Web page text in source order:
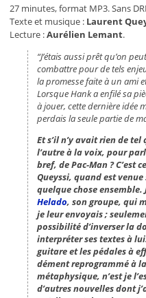
27 minutes, format MP3. Sans
Texte et musique : Laurent
Lecture :Aurélien Lemant.
“J’étais aussi prêt qu’on
combattre pour de tels
la promesse faite à un ami
Lorsque Hank a enfilé sa
à jouer, cette dernière idée
perdais la seule partie de
Et s’il n’y avait rien de
l’autre à la voix, pour
bref, de Pac-Man ? C’est
Queyssi, quand est
quelque chose ensemble.
Helado, son groupe, qui
je leur envoyais ;
possibilité d’inverser la
interpréter ses textes à
guitare et les pédales à
dément reprogrammé à
métaphysique, n’est je
d’autres nouvelles dont